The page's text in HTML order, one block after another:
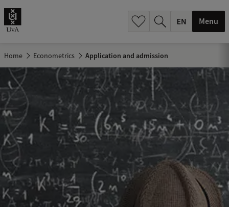
Menu
Home Econometrics Application and admission